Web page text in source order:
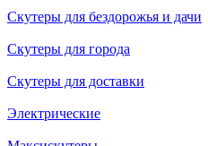
Скутеры для бездорожья и дачи
Скутеры для города
Скутеры для доставки
Электрические